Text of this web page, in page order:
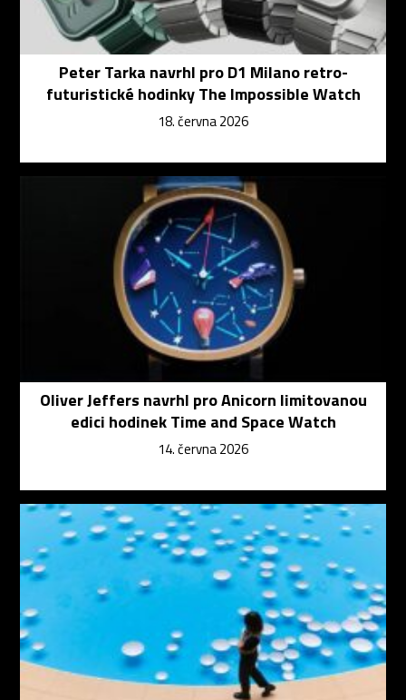
Peter Tarka navrhl pro D1 Milano retro-
futuristické hodinky The Impossible Watch
18. června 2026
Oliver Jeffers navrhl pro Anicorn limitovanou
edici hodinek Time and Space Watch
14. června 2026